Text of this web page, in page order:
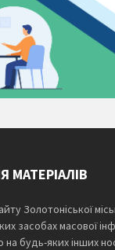
МАТЕРІАЛІВ
Золотоніської
засобах масової
на будь-яких інших